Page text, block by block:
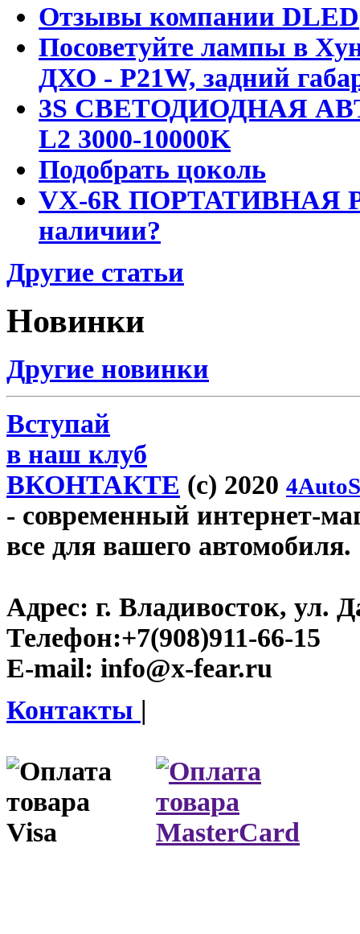
Отзывы компании DLED
Посоветуйте лампы в
ДХО - P21W, задний
3S СВЕТОДИОДНАЯ
L2 3000-10000K
Подобрать цоколь
VX-6R ПОРТАТИВНАЯ
наличии?
Другие статьи
Новинки
Другие новинки
Вступай
в наш клуб
ВКОНТАКТЕ (c) 2020
- современный интернет-
все для вашего автомобиля.
Адрес: г. Владивосток, ул.
Телефон:+7(908)911-66-15
E-mail: info@x-fear.ru
Контакты |